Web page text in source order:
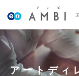
アートディ